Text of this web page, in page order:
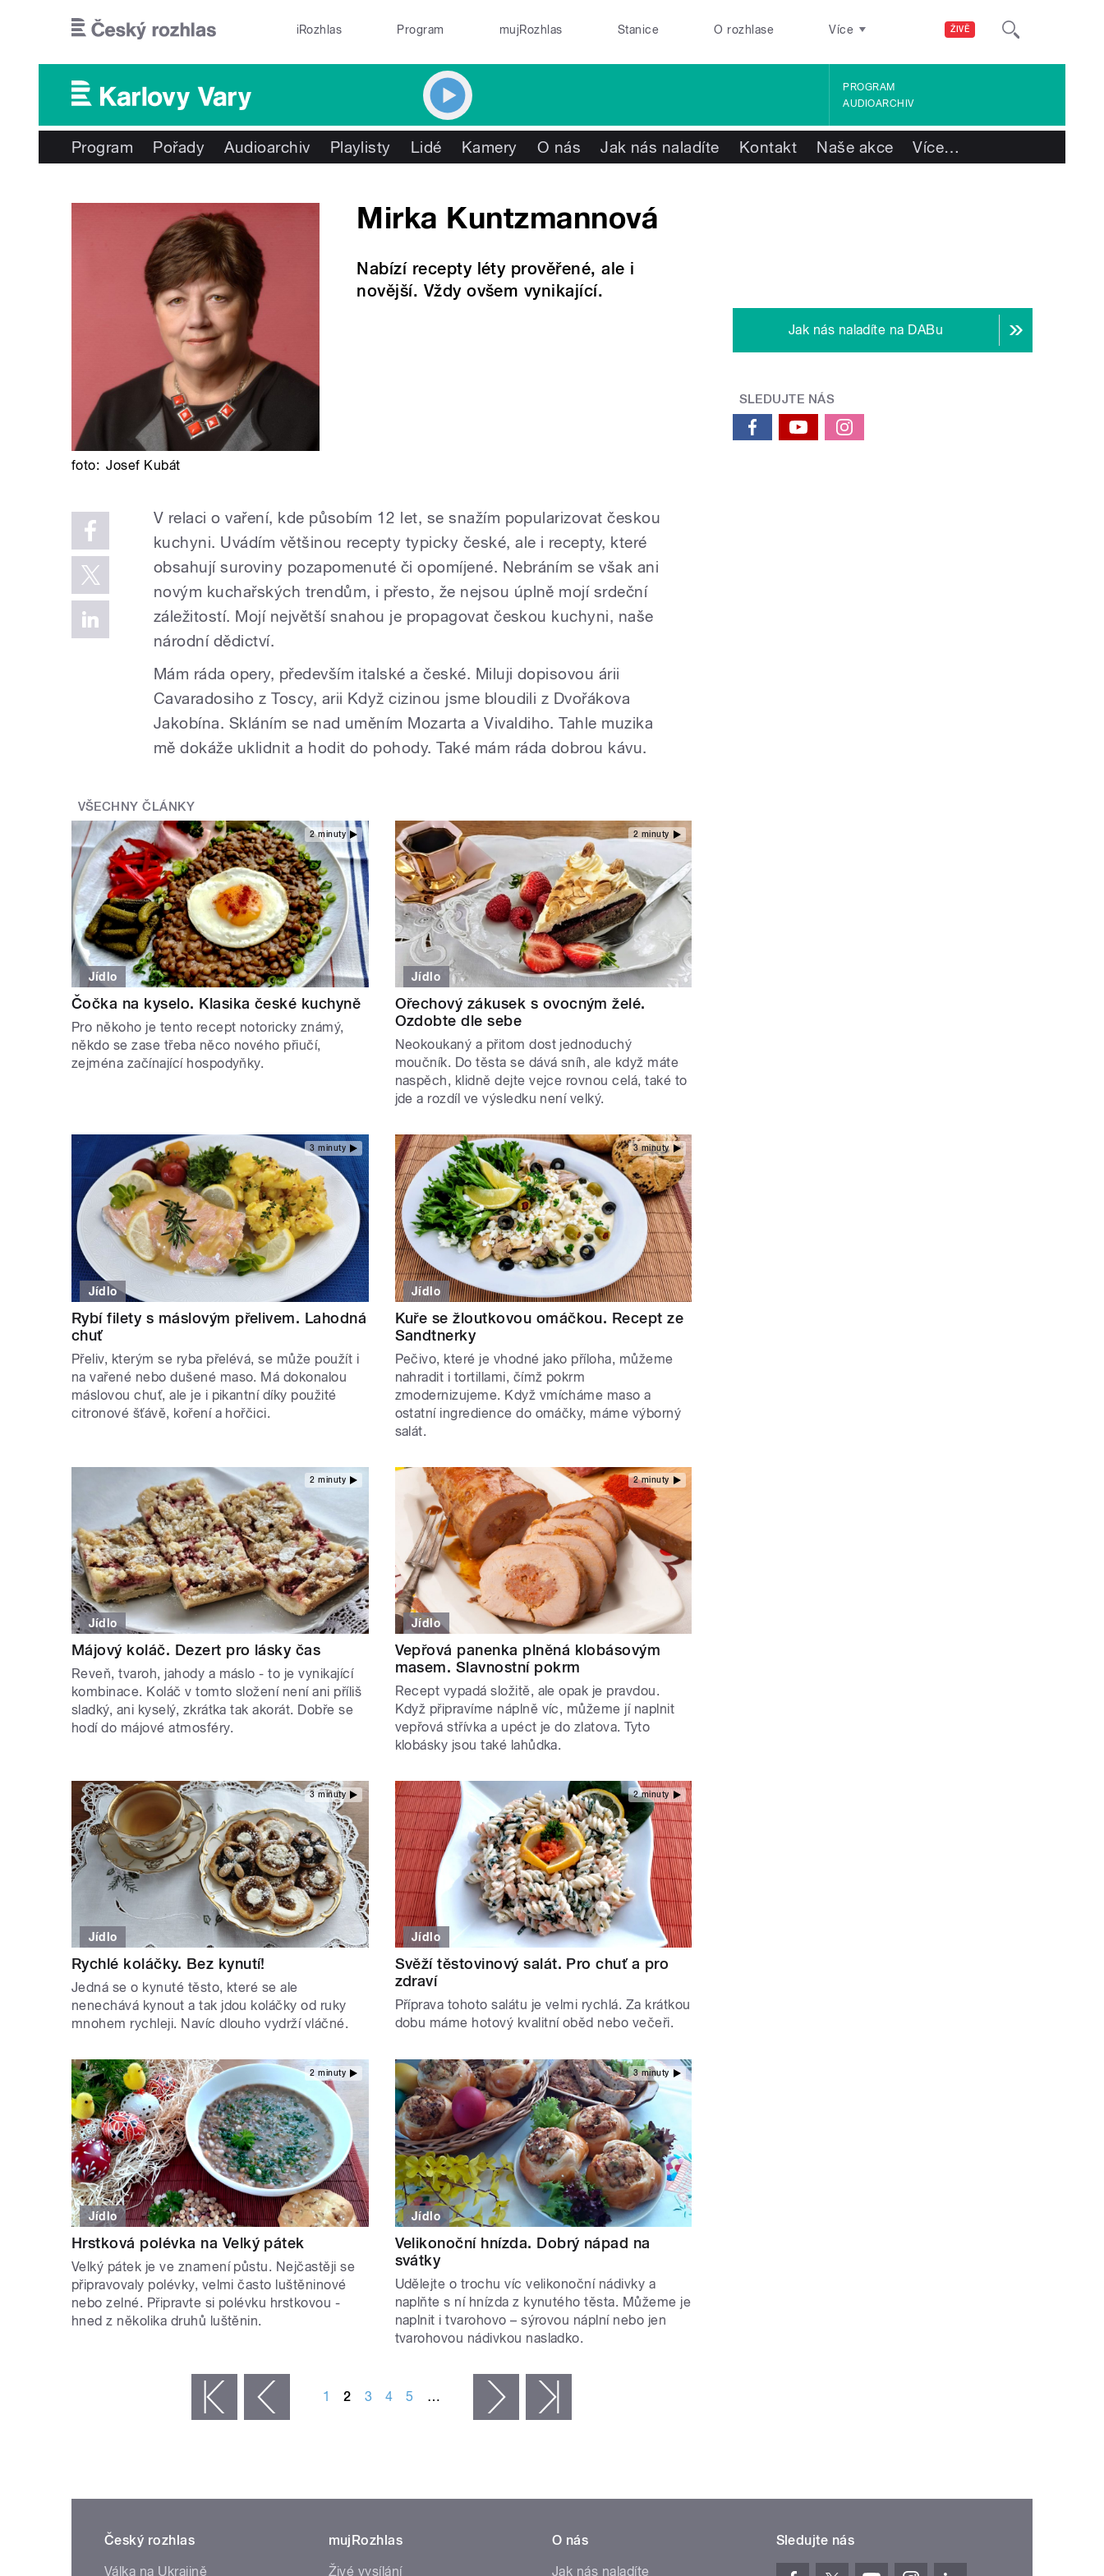
ŽIVĚ
iRozhlas Program mujRozhlas Stanice O rozhlase Více
PROGRAM
AUDIOARCHIV
Program Pořady Audioarchiv Playlisty Lidé Kamery O nás Jak nás naladíte Kontakt Naše akce Více…
Mirka Kuntzmannová
Nabízí recepty léty prověřené, ale i
novější. Vždy ovšem vynikající.
foto: Josef Kubát
V relaci o vaření, kde působím 12 let, se snažím popularizovat českou
kuchyni. Uvádím většinou recepty typicky české, ale i recepty, které
obsahují suroviny pozapomenuté či opomíjené. Nebráním se však ani
novým kuchařských trendům, i přesto, že nejsou úplně mojí srdeční
záležitostí. Mojí největší snahou je propagovat českou kuchyni, naše
národní dědictví.
Mám ráda opery, především italské a české. Miluji dopisovou árii
Cavaradosiho z Toscy, arii Když cizinou jsme bloudili z Dvořákova
Jakobína. Skláním se nad uměním Mozarta a Vivaldiho. Tahle muzika
mě dokáže uklidnit a hodit do pohody. Také mám ráda dobrou kávu.
VŠECHNY ČLÁNKY
2 minuty
Jídlo
Čočka na kyselo. Klasika české kuchyně
Pro někoho je tento recept notoricky známý,
někdo se zase třeba něco nového přiučí,
zejména začínající hospodyňky.
2 minuty
Jídlo
Ořechový zákusek s ovocným želé.
Ozdobte dle sebe
Neokoukaný a přitom dost jednoduchý
moučník. Do těsta se dává sníh, ale když máte
naspěch, klidně dejte vejce rovnou celá, také to
jde a rozdíl ve výsledku není velký.
3 minuty
Jídlo
Rybí filety s máslovým přelivem. Lahodná
chuť
Přeliv, kterým se ryba přelévá, se může použít i
na vařené nebo dušené maso. Má dokonalou
máslovou chuť, ale je i pikantní díky použité
citronové šťávě, koření a hořčici.
3 minuty
Jídlo
Kuře se žloutkovou omáčkou. Recept ze
Sandtnerky
Pečivo, které je vhodné jako příloha, můžeme
nahradit i tortillami, čímž pokrm
zmodernizujeme. Když vmícháme maso a
ostatní ingredience do omáčky, máme výborný
salát.
2 minuty
Jídlo
Májový koláč. Dezert pro lásky čas
Reveň, tvaroh, jahody a máslo - to je vynikající
kombinace. Koláč v tomto složení není ani příliš
sladký, ani kyselý, zkrátka tak akorát. Dobře se
hodí do májové atmosféry.
2 minuty
Jídlo
Vepřová panenka plněná klobásovým
masem. Slavnostní pokrm
Recept vypadá složitě, ale opak je pravdou.
Když připravíme náplně víc, můžeme jí naplnit
vepřová střívka a upéct je do zlatova. Tyto
klobásky jsou také lahůdka.
3 minuty
Jídlo
Rychlé koláčky. Bez kynutí!
Jedná se o kynuté těsto, které se ale
nenechává kynout a tak jdou koláčky od ruky
mnohem rychleji. Navíc dlouho vydrží vláčné.
2 minuty
Jídlo
Svěží těstovinový salát. Pro chuť a pro
zdraví
Příprava tohoto salátu je velmi rychlá. Za krátkou
dobu máme hotový kvalitní oběd nebo večeři.
2 minuty
Jídlo
Hrstková polévka na Velký pátek
Velký pátek je ve znamení půstu. Nejčastěji se
připravovaly polévky, velmi často luštěninové
nebo zelné. Připravte si polévku hrstkovou -
hned z několika druhů luštěnin.
3 minuty
Jídlo
Velikonoční hnízda. Dobrý nápad na
svátky
Udělejte o trochu víc velikonoční nádivky a
naplňte s ní hnízda z kynutého těsta. Můžeme je
naplnit i tvarohovo – sýrovou náplní nebo jen
tvarohovou nádivkou nasladko.
‹ předchozí 1 2 3 4 5 … následující ›
Jak nás naladíte na DABu
SLEDUJTE NÁS
Český rozhlas
Válka na Ukrajině
mujRozhlas
Živé vysílání
O nás
Jak nás naladíte
Sledujte nás